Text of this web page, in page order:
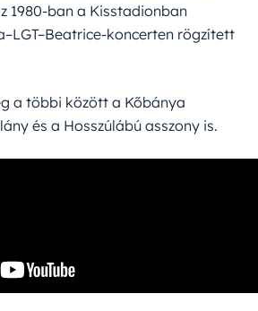
1980-ban a Kisstadionban
koncerten rögzített
a többi között a Kőbánya
és a Hosszúlábú asszony is.